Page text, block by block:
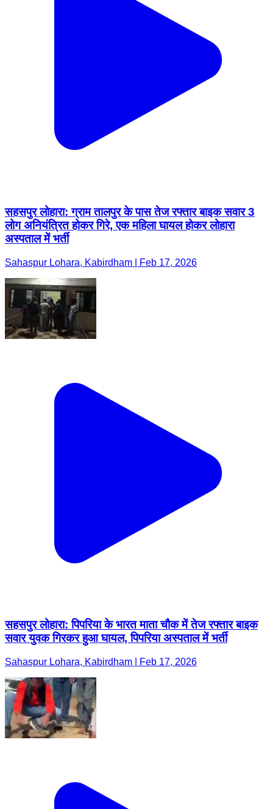
सहसपुर लोहारा: ग्राम तालपुर के पास तेज रफ्तार बाइक सवार 3
लोग अनियंत्रित होकर गिरे, एक महिला घायल होकर लोहारा
अस्पताल में भर्ती
Sahaspur Lohara, Kabirdham | Feb 17, 2026
सहसपुर लोहारा: पिपरिया के भारत माता चौक में तेज रफ्तार बाइक
सवार युवक गिरकर हुआ घायल, पिपरिया अस्पताल में भर्ती
Sahaspur Lohara, Kabirdham | Feb 17, 2026